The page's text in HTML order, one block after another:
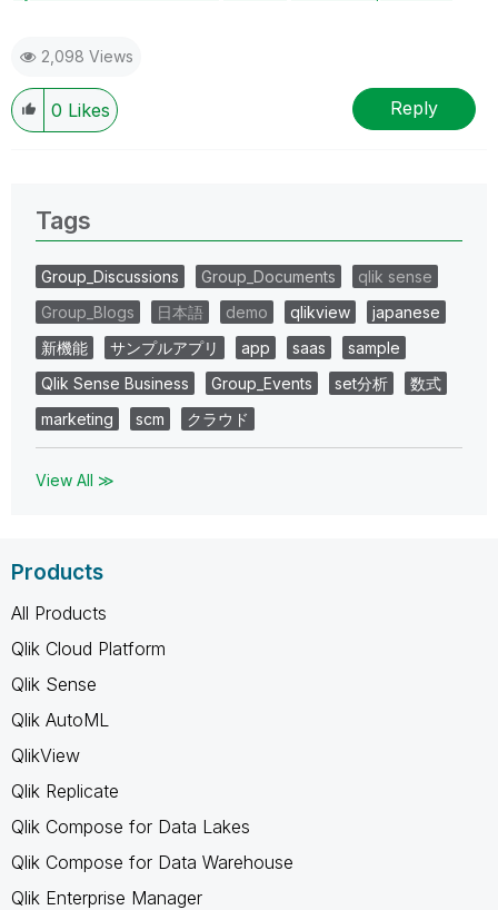
2,098 Views
0 Likes Reply
Tags
Group_Discussions Group_Documents
qlik sense
Group_Blogs
日本語 demo qlikview
japanese
新機能
サンプルアプリ app saas
sample
Qlik Sense Business
Group_Events set分析
数式
marketing
scm クラウド
View All ≫
Products
All Products
Qlik Cloud Platform
Qlik Sense
Qlik AutoML
QlikView
Qlik Replicate
Qlik Compose for Data Lakes
Qlik Compose for Data Warehouse
Qlik Enterprise Manager